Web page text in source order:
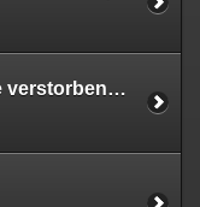
Konzelebration für die verstorbenen Bischöfe, Domkapitulare, Priester und Diakone der Erzdiözese | 03.11.23